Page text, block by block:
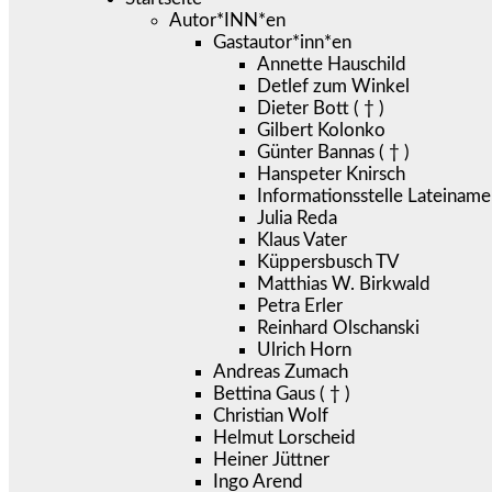
Autor*INN*en
Gastautor*inn*en
Annette Hauschild
Detlef zum Winkel
Dieter Bott ( † )
Gilbert Kolonko
Günter Bannas ( † )
Hanspeter Knirsch
Informationsstelle
Julia Reda
Klaus Vater
Küppersbusch TV
Matthias W. Birkwald
Petra Erler
Reinhard Olschanski
Ulrich Horn
Andreas Zumach
Bettina Gaus ( † )
Christian Wolf
Helmut Lorscheid
Heiner Jüttner
Ingo Arend